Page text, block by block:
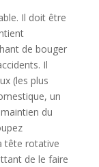
Il doit être
de bouger
Il
(les plus
un
du
tête rotative
de le faire